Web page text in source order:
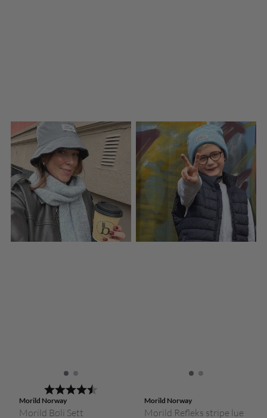
Karakter:
Morild Norway
Morild Bøli Sett
Morild Norway
Morild Refleks stripe lue